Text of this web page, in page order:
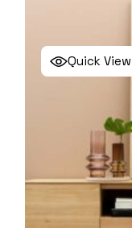
Quick View